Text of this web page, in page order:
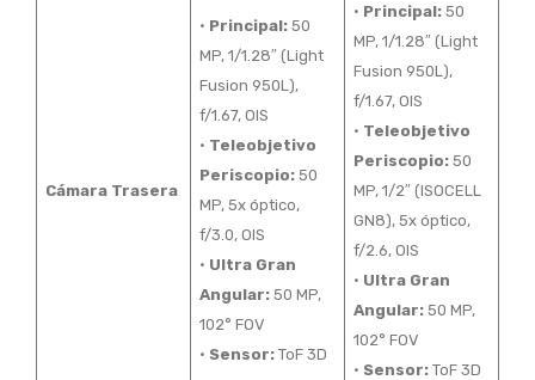
Cámara Trasera
• Principal:50
MP, 1/1.28″ (Light
Fusion 950L),
f/1.67, OIS
• Teleobjetivo
Periscopio:50
MP, 5x óptico,
f/3.0, OIS
• Ultra Gran
Angular:50 MP,
102° FOV
• Sensor:ToF 3D
• Principal:50
MP, 1/1.28″ (Light
Fusion 950L),
f/1.67, OIS
• Teleobjetivo
Periscopio:50
MP, 1/2″ (ISOCELL
GN8), 5x óptico,
f/2.6, OIS
• Ultra Gran
Angular:50 MP,
102° FOV
• Sensor:ToF 3D